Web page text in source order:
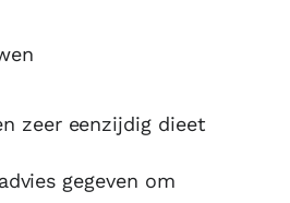
zeer eenzijdig dieet
gegeven om